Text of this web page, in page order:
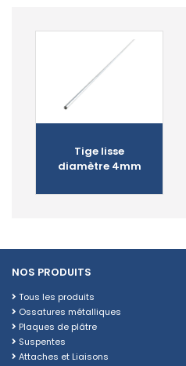
Tige lisse
diamètre 4mm
NOS PRODUITS
Tous les produits
Ossatures métalliques
Plaques de plâtre
Suspentes
Attaches et Liaisons